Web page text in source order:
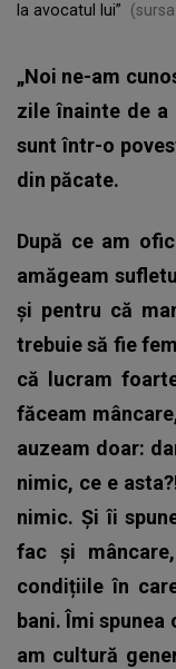
la avocatul lui”
„Noi ne-am
zile înainte de a
sunt într-o
din păcate.
După ce am
amăgeam
și pentru că
trebuie să fie
că lucram
făceam
auzeam doar:
nimic, ce e
nimic. Și îi
fac și
condițiile în
bani. Îmi
am cultură